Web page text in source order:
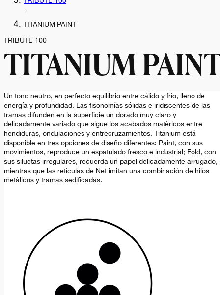
TITANIUM PAINT
TRIBUTE 100
TITANIUM
Un tono neutro, en perfecto equilibrio entre cálido y frío, lleno de
energía y profundidad. Las fisonomías sólidas e iridiscentes de las
tramas difunden en la superficie un dorado muy claro y
delicadamente variado que sigue los acabados matéricos entre
hendiduras, ondulaciones y entrecruzamientos. Titanium está
disponible en tres opciones de diseño diferentes: Paint, con sus
movimientos, reproduce un espatulado fresco e industrial; Fold, con
sus siluetas irregulares, recuerda un papel delicadamente arrugado,
mientras que las retículas de Net imitan una combinación de hilos
metálicos y tramas sedificadas.